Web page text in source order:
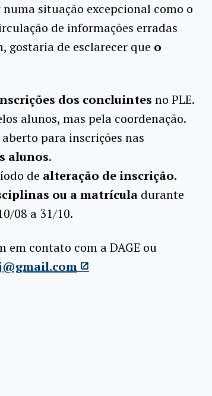
situação excepcional como o
de informações erradas
gostaria de esclarecer que o
dos concluintes no PLE.
alunos, mas pela coordenação.
para inscrições nas
alunos.
de alteração de inscrição.
ou a matrícula durante
08 a 31/10.
em contato com a DAGE ou